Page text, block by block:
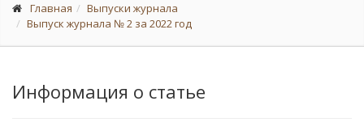
Главная
Выпуски журнала
Выпуск журнала № 2 за 2022 год
Информация о статье